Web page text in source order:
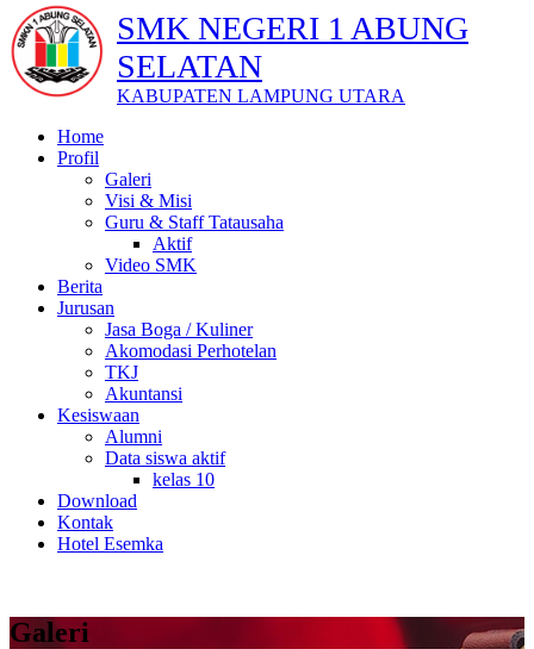
SMK NEGERI 1 ABUNG
SELATAN
KABUPATEN LAMPUNG UTARA
Home
Profil
Galeri
Visi & Misi
Guru & Staff Tatausaha
Aktif
Video SMK
Berita
Jurusan
Jasa Boga / Kuliner
Akomodasi Perhotelan
TKJ
Akuntansi
Kesiswaan
Alumni
Data siswa aktif
kelas 10
Download
Kontak
Hotel Esemka
Galeri